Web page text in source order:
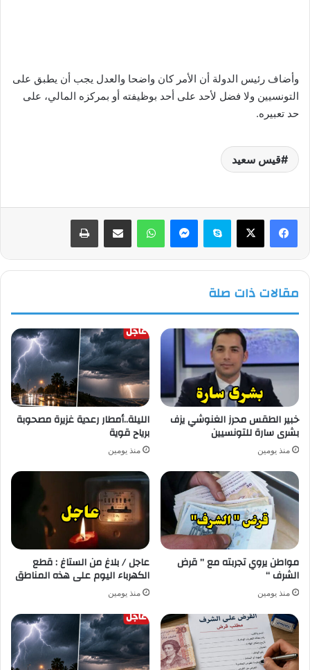
وأضاف رئيس الدولة أن الأمر كان واضحا والعدل يجب أن يطبق على
التونسيين ولا فضل لأحد على أحد بوظيفته أو بمركزه المالي، على
حد تعبيره.
قيس سعيد
فيسبوك سكايب واتساب
مقالات ذات صلة
خبير الطقس محرز الغنوشي يزف
بشرى سارة للتونسيين
منذ يومين
الليلة..أمطار رعدية غزيرة مصحوبة
برياح قوية
منذ يومين
مواطن يروي تجربته مع ” قرض
الشرف “
منذ يومين
عاجل / بلاغ من الستاغ : قطع
الكهرباء اليوم على هذه المناطق
منذ يومين